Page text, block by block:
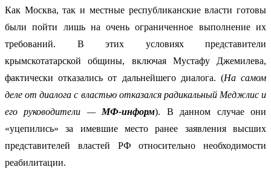
Как Москва, так и местные республиканские власти готовы
были пойти лишь на очень ограниченное выполнение их
требований. В этих условиях представители
крымскотатарской общины, включая Мустафу Джемилева,
фактически отказались от дальнейшего диалога. (На самом
деле от диалога с властью отказался радикальный Меджлис и
его руководители — МФ-информ). В данном случае они
«уцепились» за имевшие место ранее заявления высших
представителей властей РФ относительно необходимости
реабилитации.